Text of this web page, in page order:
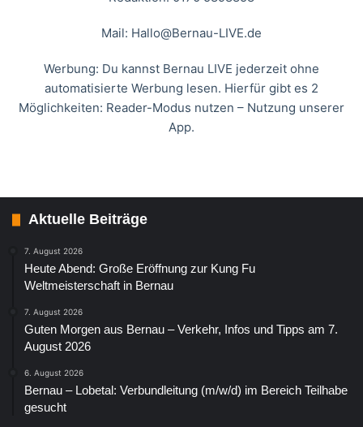
Mail: Hallo@Bernau-LIVE.de
Werbung: Du kannst Bernau LIVE jederzeit ohne
automatisierte Werbung lesen. Hierfür gibt es 2
Möglichkeiten: Reader-Modus nutzen – Nutzung unserer
App.
Aktuelle Beiträge
7. August 2026
Heute Abend: Große Eröffnung zur Kung Fu
Weltmeisterschaft in Bernau
7. August 2026
Guten Morgen aus Bernau – Verkehr, Infos und Tipps am 7.
August 2026
6. August 2026
Bernau – Lobetal: Verbundleitung (m/w/d) im Bereich Teilhabe
gesucht